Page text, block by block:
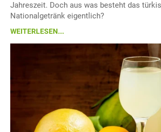
Jahreszeit. Doch aus was besteht das
Nationalgetränk eigentlich?
WEITERLESEN...